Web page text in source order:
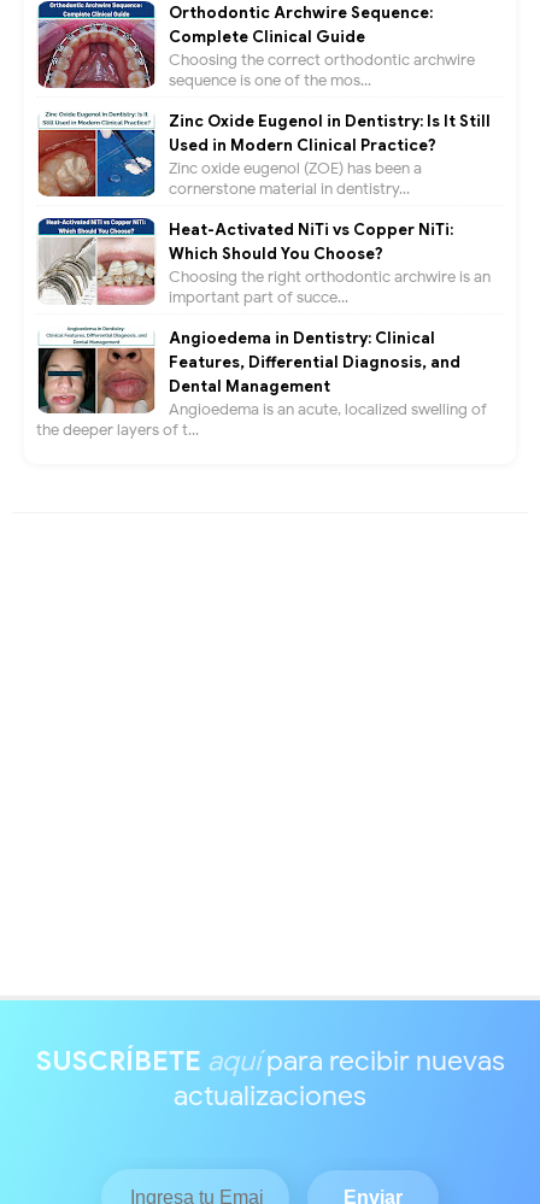
Orthodontic Archwire Sequence:
Complete Clinical Guide
Choosing the correct orthodontic archwire
sequence is one of the mos...
Zinc Oxide Eugenol in Dentistry: Is It Still
Used in Modern Clinical Practice?
Zinc oxide eugenol (ZOE) has been a
cornerstone material in dentistry...
Heat-Activated NiTi vs Copper NiTi:
Which Should You Choose?
Choosing the right orthodontic archwire is an
important part of succe...
Angioedema in Dentistry: Clinical
Features, Differential Diagnosis, and
Dental Management
Angioedema is an acute, localized swelling of
the deeper layers of t...
SUSCRÍBETE aquípara recibir nuevas
actualizaciones